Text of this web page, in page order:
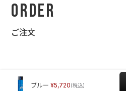
Order
ご注文
ブルー 5,720